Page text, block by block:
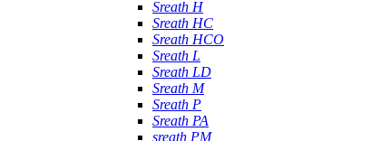
Sreath H
Sreath HC
Sreath HCO
Sreath L
Sreath LD
Sreath M
Sreath P
Sreath PA
sreath PM